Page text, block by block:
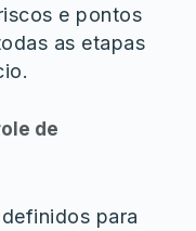
e pontos
as etapas
de
para